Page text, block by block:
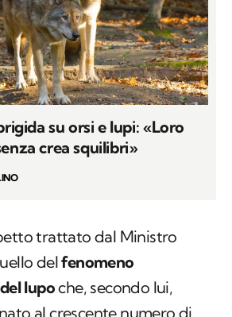
su orsi e lupi: «Loro
crea squilibri»
trattato dal Ministro
delfenomeno
lupoche, secondo lui,
al crescente numero di